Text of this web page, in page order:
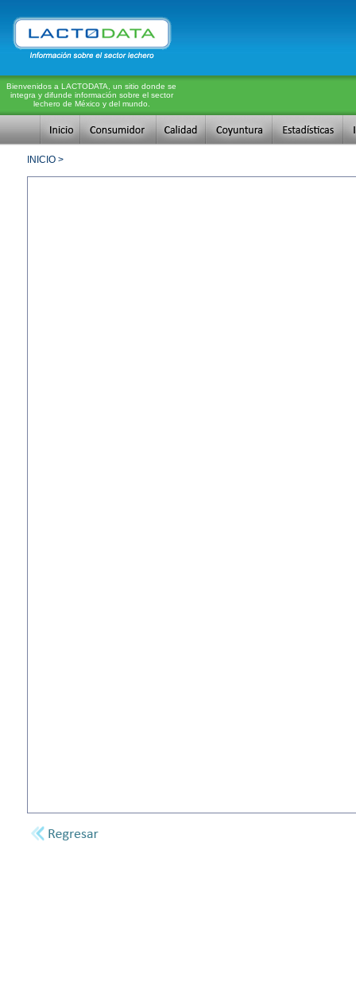
Bienvenidos a LACTODATA, un sitio donde se
integra y difunde información sobre el sector
lechero de México y del mundo.
INICIO >